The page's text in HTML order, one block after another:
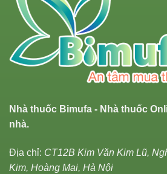
Nhà thuốc Bimufa - Nhà thuốc
nhà.
Địa chỉ: CT12B Kim Văn Kim Lũ,
Kim, Hoàng Mai, Hà Nội